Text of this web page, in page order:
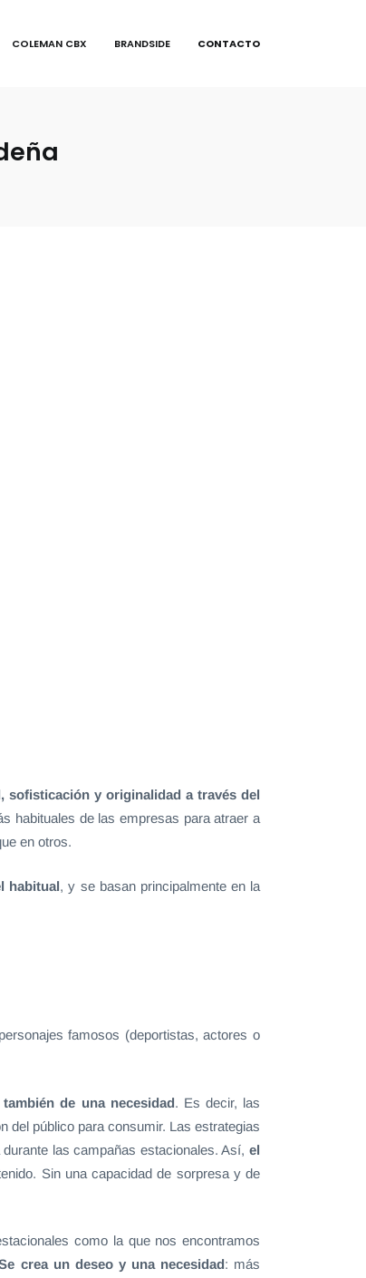
COLEMAN CBX BRANDSIDE CONTACTO
sofisticación y originalidad a través del
habituales de las empresas para atraer a
en otros.
habitual, y se basan principalmente en la
famosos (deportistas, actores o
de una necesidad. Es decir, las
del público para consumir. Las estrategias
las campañas estacionales. Así, el
Sin una capacidad de sorpresa y de
como la que nos encontramos
crea un deseo y una necesidad: más